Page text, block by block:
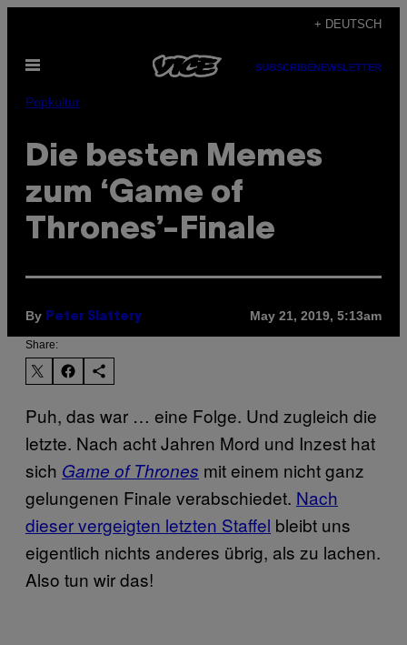
content
+ DEUTSCH
Open
SUBSCRIBENEWSLETTER
Popkultur
Die besten Memes
zum ‘Game of
Thrones’-Finale
By Peter Slattery May 21, 2019, 5:13am
Share:
Puh, das war … eine Folge. Und zugleich die
letzte. Nach acht Jahren Mord und Inzest hat
sich Game of Thrones mit einem nicht ganz
gelungenen Finale verabschiedet. Nach
dieser vergeigten letzten Staffel bleibt uns
eigentlich nichts anderes übrig, als zu lachen.
Also tun wir das!